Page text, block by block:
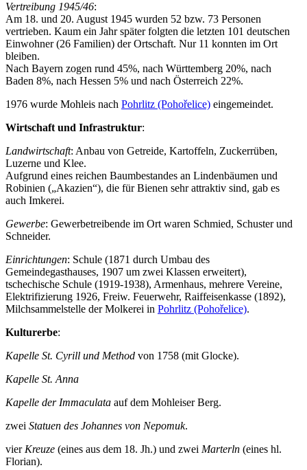
Vertreibung 1945/46:
Am 18. und 20. August 1945 wurden 52 bzw. 73 Personen
vertrieben. Kaum ein Jahr später folgten die letzten 101 deutschen
Einwohner (26 Familien) der Ortschaft. Nur 11 konnten im Ort
bleiben.
Nach Bayern zogen rund 45%, nach Württemberg 20%, nach
Baden 8%, nach Hessen 5% und nach Österreich 22%.
1976 wurde Mohleis nach Pohrlitz (Pohořelice) eingemeindet.
Wirtschaft und Infrastruktur:
Landwirtschaft: Anbau von Getreide, Kartoffeln, Zuckerrüben,
Luzerne und Klee.
Aufgrund eines reichen Baumbestandes an Lindenbäumen und
Robinien („Akazien“), die für Bienen sehr attraktiv sind, gab es
auch Imkerei.
Gewerbe: Gewerbetreibende im Ort waren Schmied, Schuster und
Schneider.
Einrichtungen: Schule (1871 durch Umbau des
Gemeindegasthauses, 1907 um zwei Klassen erweitert),
tschechische Schule (1919-1938), Armenhaus, mehrere Vereine,
Elektrifizierung 1926, Freiw. Feuerwehr, Raiffeisenkasse (1892),
Milchsammelstelle der Molkerei in Pohrlitz (Pohořelice).
Kulturerbe:
Kapelle St. Cyrill und Method von 1758 (mit Glocke).
Kapelle St. Anna
Kapelle der Immaculata auf dem Mohleiser Berg.
zwei Statuen des Johannes von Nepomuk.
vier Kreuze (eines aus dem 18. Jh.) und zwei Marterln (eines hl.
Florian).